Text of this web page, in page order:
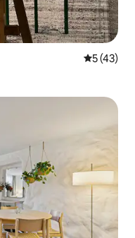
5 (43)